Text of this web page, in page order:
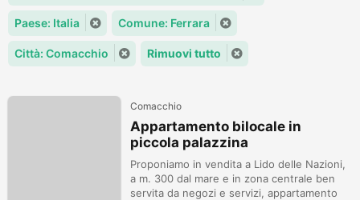
Paese: Italia Comune: Ferrara
Città: Comacchio Rimuovi tutto
Comacchio
Appartamento bilocale in
piccola palazzina
Proponiamo in vendita a Lido delle Nazioni,
a m. 300 dal mare e in zona centrale ben
servita da negozi e servizi, appartamento